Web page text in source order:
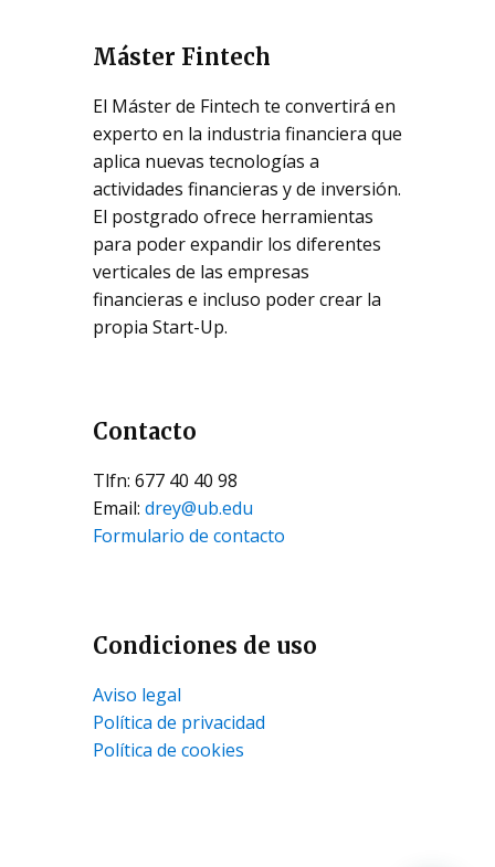
Máster Fintech
El Máster de Fintech te convertirá en
experto en la industria financiera que
aplica nuevas tecnologías a
actividades financieras y de inversión.
El postgrado ofrece herramientas
para poder expandir los diferentes
verticales de las empresas
financieras e incluso poder crear la
propia Start-Up.
Contacto
Tlfn: 677 40 40 98
Email: drey@ub.edu
Formulario de contacto
Condiciones de uso
Aviso legal
Política de privacidad
Política de cookies